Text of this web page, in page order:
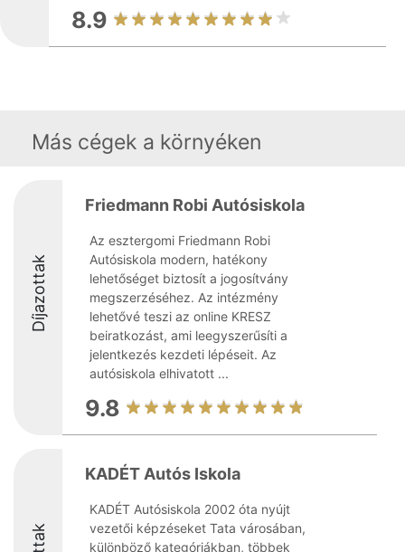
8.9
Más cégek a környéken
Díjazottak
Friedmann Robi Autósiskola
Az esztergomi Friedmann Robi
Autósiskola modern, hatékony
lehetőséget biztosít a jogosítvány
megszerzéséhez. Az intézmény
lehetővé teszi az online KRESZ
beiratkozást, ami leegyszerűsíti a
jelentkezés kezdeti lépéseit. Az
autósiskola elhivatott ...
9.8
KADÉT Autós Iskola
KADÉT Autósiskola 2002 óta nyújt
vezetői képzéseket Tata városában,
különböző kategóriákban, többek